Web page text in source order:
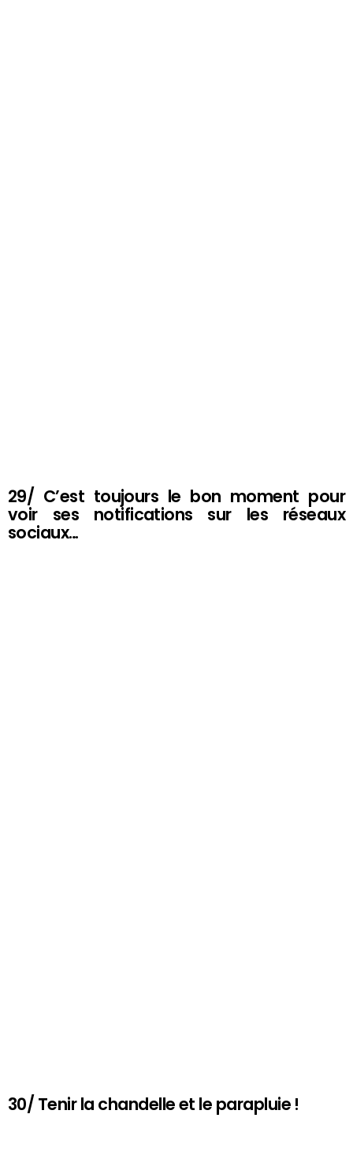
29/ C’est toujours le bon moment pour
voir ses notifications sur les réseaux
sociaux…
30/ Tenir la chandelle et le parapluie !